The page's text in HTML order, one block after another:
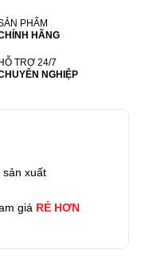
PHẨM
HÃNG
HỖ TRỢ 24/7
NGHIỆP
sản xuất
giá RẺ HƠN